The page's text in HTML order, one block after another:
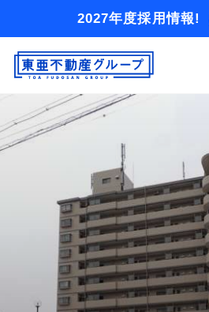
2027年度採用情報!
借りる
オーナー様
入居者様専用
解約のお申込み
企業情報